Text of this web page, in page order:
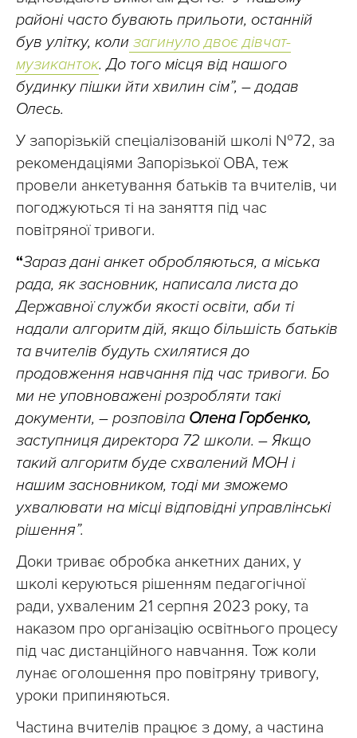
районі часто бувають прильоти, останній
був улітку, коли загинуло двоє дівчат-
музиканток. До того місця від нашого
будинку пішки йти хвилин сім”, – додав
Олесь.
У запорізькій спеціалізованій школі № 72, за
рекомендаціями Запорізької ОВА, теж
провели анкетування батьків та вчителів, чи
погоджуються ті на заняття під час
повітряної тривоги.
“Зараз дані анкет обробляються, а міська
рада, як засновник, написала листа до
Державної служби якості освіти, аби ті
надали алгоритм дій, якщо більшість батьків
та вчителів будуть схилятися до
продовження навчання під час тривоги. Бо
ми не уповноважені розробляти такі
документи, – розповіла Олена Горбенко,
заступниця директора 72 школи. – Якщо
такий алгоритм буде схвалений МОН і
нашим засновником, тоді ми зможемо
ухвалювати на місці відповідні управлінські
рішення”.
Доки триває обробка анкетних даних, у
школі керуються рішенням педагогічної
ради, ухваленим 21 серпня 2023 року, та
наказом про організацію освітнього процесу
під час дистанційного навчання. Тож коли
лунає оголошення про повітряну тривогу,
уроки припиняються.
Частина вчителів працює з дому, а частина